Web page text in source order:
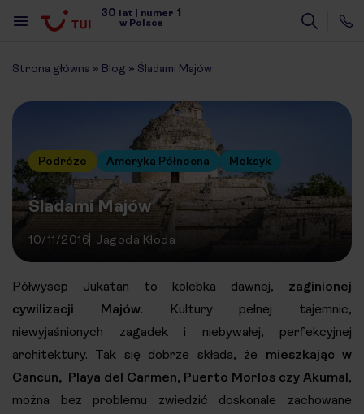
30 lat | numer 1
w Polsce
Strona główna » Blog » Śladami Majów
Podróże Ameryka Północna Meksyk
Śladami Majów
10/11/2016 Jagoda Kłoda
Półwysep Jukatan to kolebka dawnej, zaginionej
cywilizacji Majów. Kultury pełnej tajemnic,
niewyjaśnionych zagadek i niebywałej, perfekcyjnej
architektury. Tak się dobrze składa, że mieszkając w
Cancun, Playa del Carmen, Puerto Morlos czy Akumal,
można bez problemu zwiedzić doskonale zachowane